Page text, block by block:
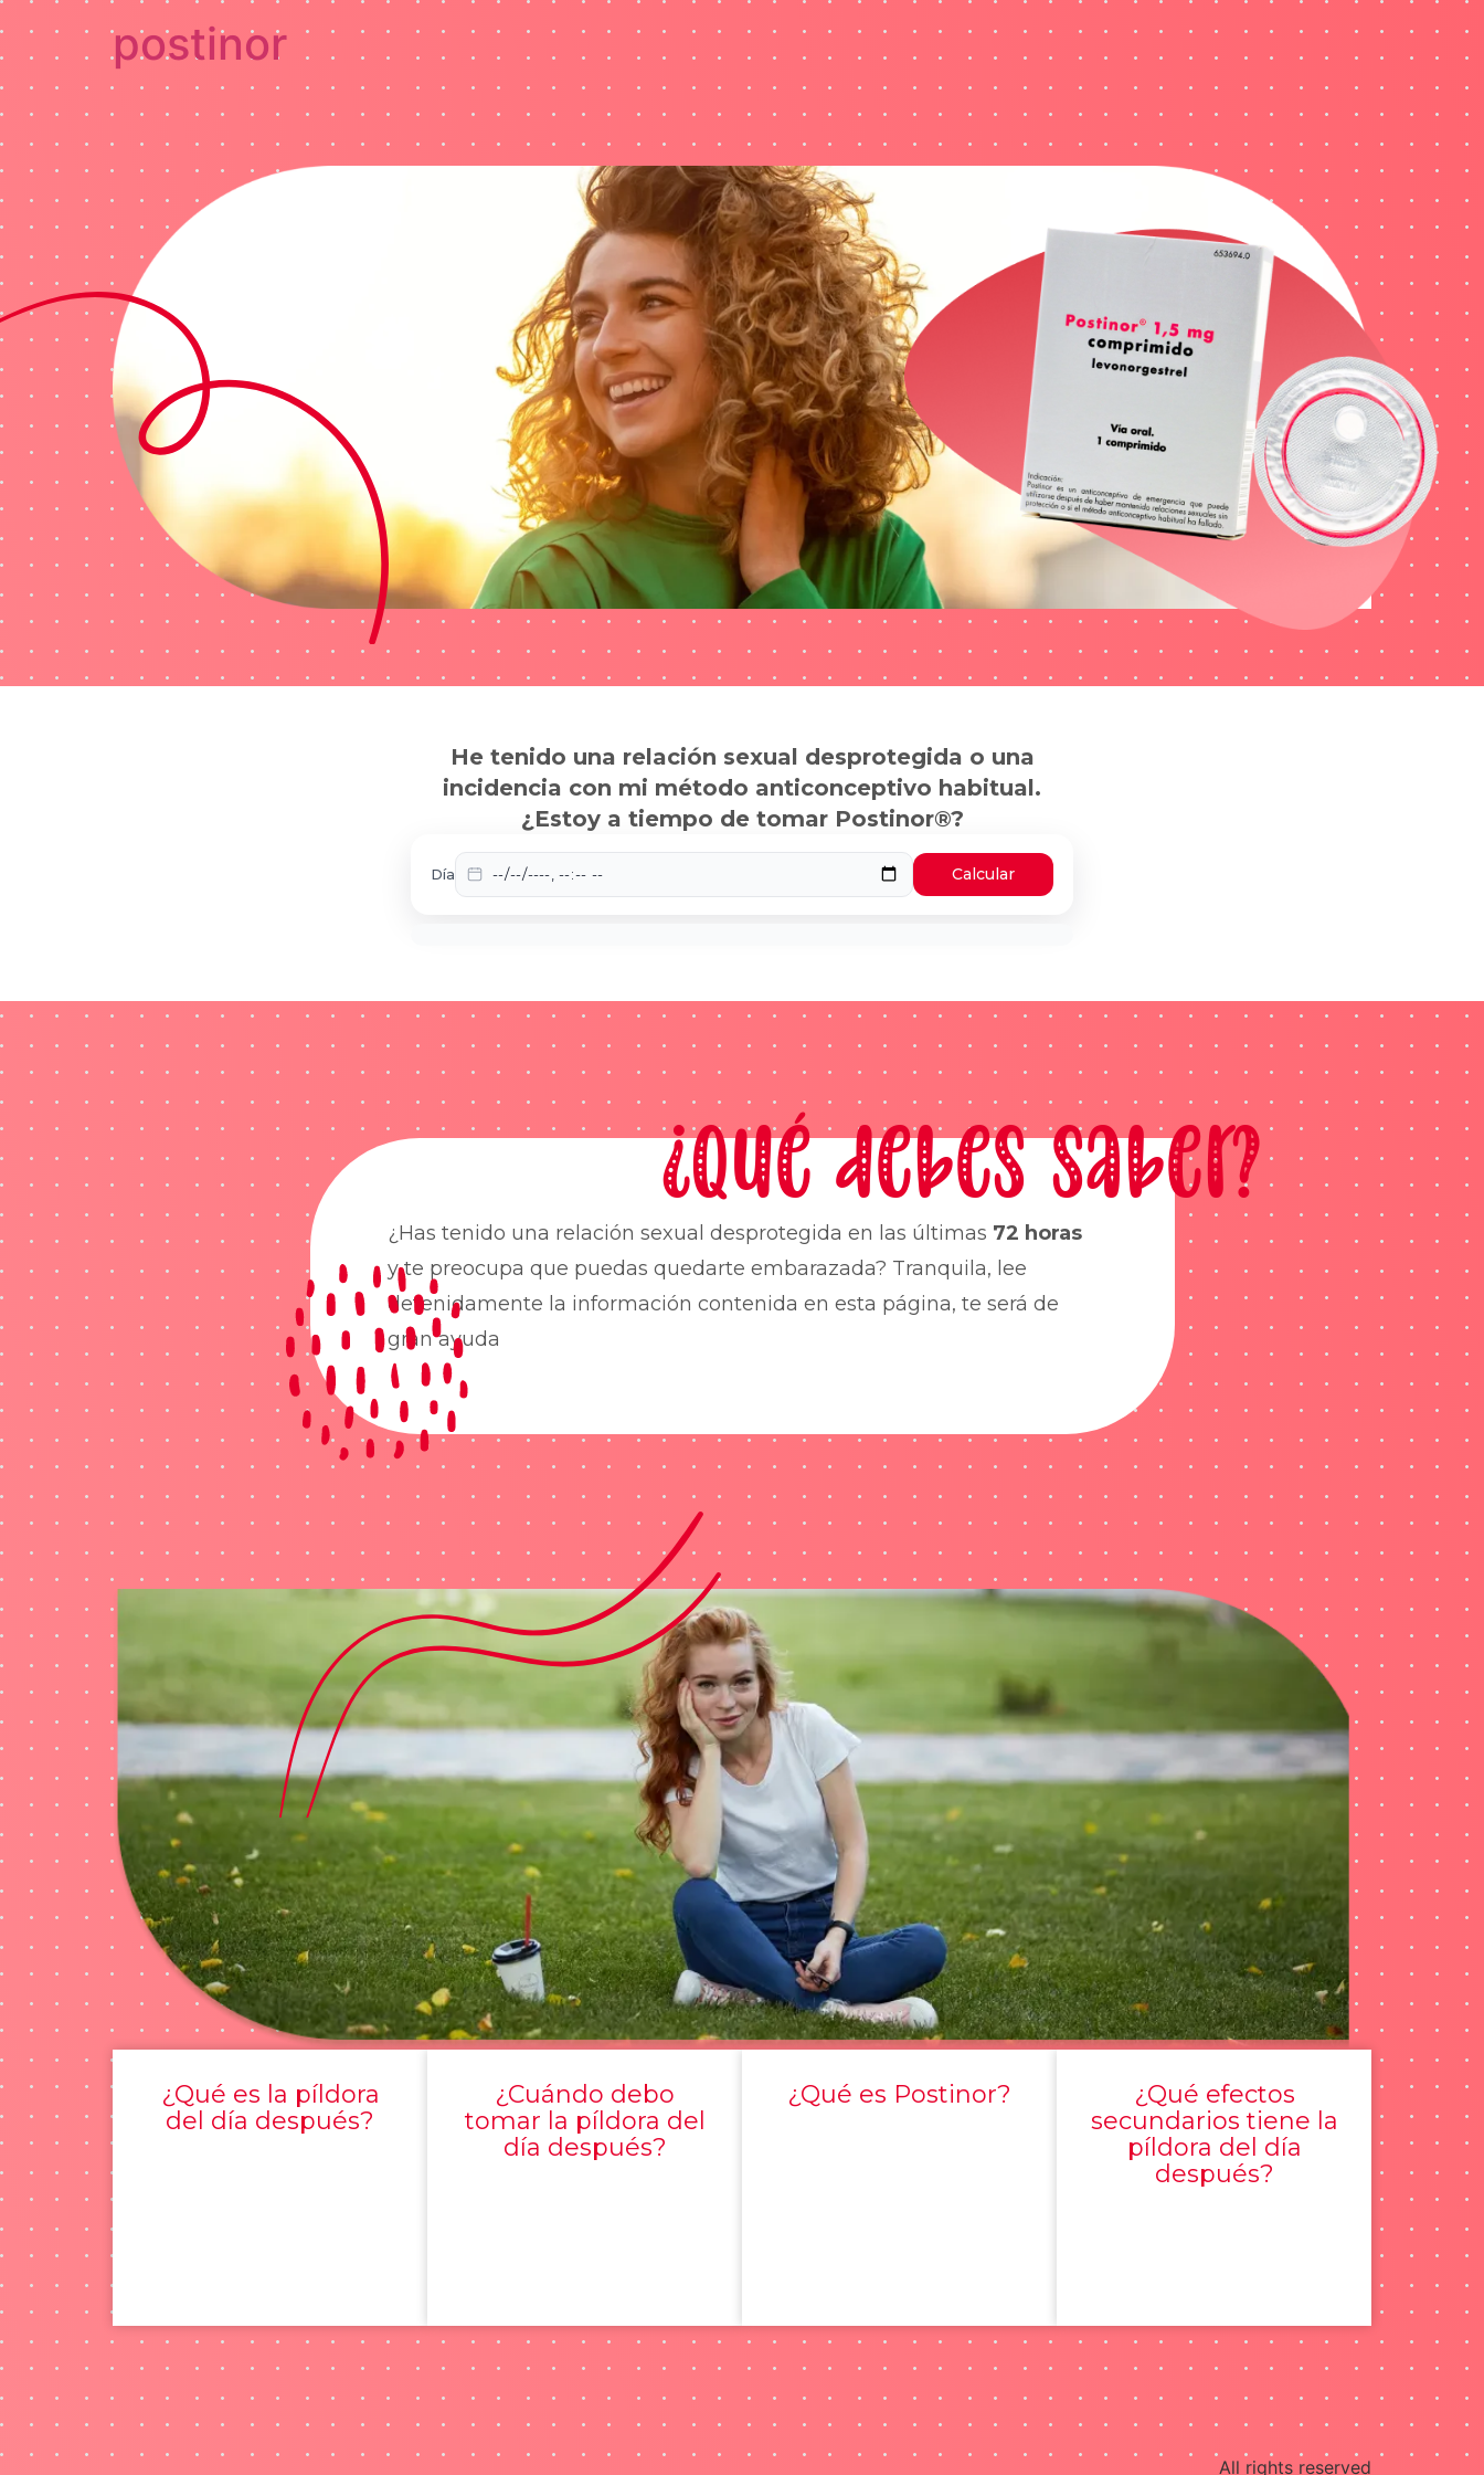
postinor
He tenido una relación sexual desprotegida o una
incidencia con mi método anticonceptivo habitual.
¿Estoy a tiempo de tomar Postinor®?
Día Calcular
¿Qué debes saber?
¿Has tenido una relación sexual desprotegida en las últimas 72 horas
y te preocupa que puedas quedarte embarazada? Tranquila, lee
detenidamente la información contenida en esta página, te será de
gran ayuda
¿Qué es la píldora
del día después?
¿Cuándo debo
tomar la píldora del
día después?
¿Qué es Postinor?
¿Qué efectos
secundarios tiene la
píldora del día
después?
All rights reserved